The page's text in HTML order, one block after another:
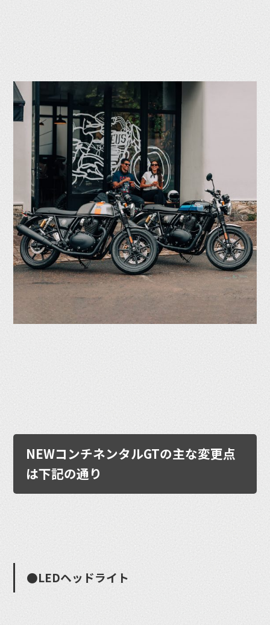
NEWコンチネンタルGTの主な変更点
は下記の通り
●LEDヘッドライト